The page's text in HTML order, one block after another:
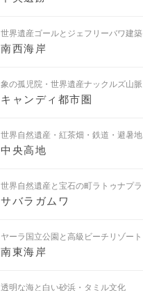
世界遺産ゴールとジェフリーバワ建築
南西海岸
象の孤児院・世界遺産ナックルズ山脈
キャンディ都市圏
世界自然遺産・紅茶畑・鉄道・避暑地
中央高地
世界自然遺産と宝石の町ラトゥナプラ
サバラガムワ
ヤーラ国立公園と高級ビーチリゾート
南東海岸
透明な海と白い砂浜・タミル文化